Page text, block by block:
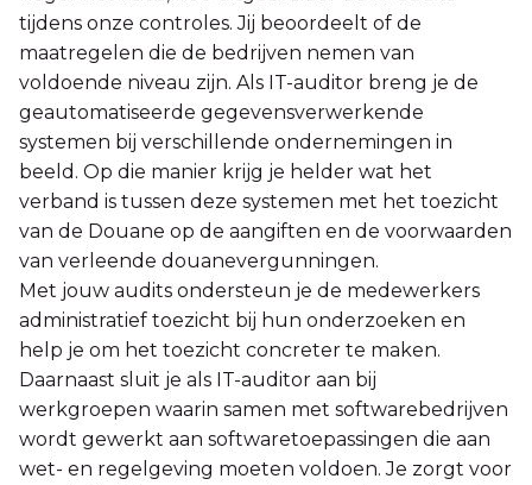
tijdens onze controles. Jij beoordeelt of de
maatregelen die de bedrijven nemen van
voldoende niveau zijn. Als IT-auditor breng je de
geautomatiseerde gegevensverwerkende
systemen bij verschillende ondernemingen in
beeld. Op die manier krijg je helder wat het
verband is tussen deze systemen met het toezicht
van de Douane op de aangiften en de voorwaarden
van verleende douanevergunningen.
Met jouw audits ondersteun je de medewerkers
administratief toezicht bij hun onderzoeken en
help je om het toezicht concreter te maken.
Daarnaast sluit je als IT-auditor aan bij
werkgroepen waarin samen met softwarebedrijven
wordt gewerkt aan softwaretoepassingen die aan
wet- en regelgeving moeten voldoen. Je zorgt voor